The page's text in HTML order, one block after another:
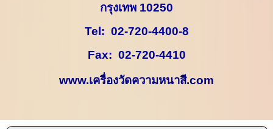
กรุงเทพ 10250
Tel: 02-720-4400-8
Fax: 02-720-4410
www.เครื่องวัดความหนาสี.com